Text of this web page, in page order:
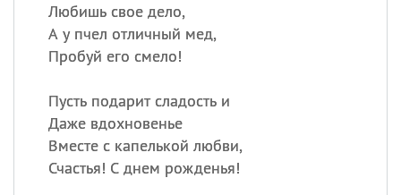
Любишь свое дело,
А у пчел отличный мед,
Пробуй его смело!
Пусть подарит сладость и
Даже вдохновенье
Вместе с капелькой любви,
Счастья! С днем рожденья!